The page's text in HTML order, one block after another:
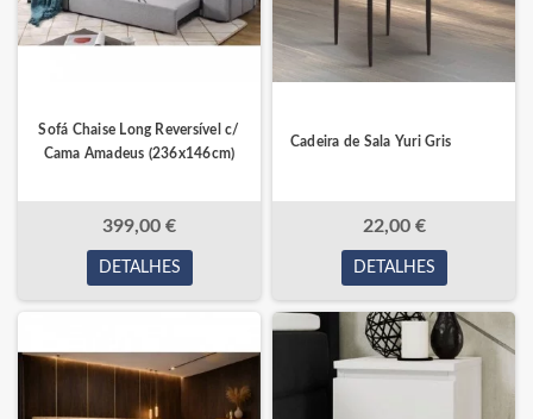
Sofá Chaise Long Reversível c/
Cama Amadeus (236x146cm)
399,00 €
DETALHES
Cadeira de Sala Yuri Gris
22,00 €
DETALHES